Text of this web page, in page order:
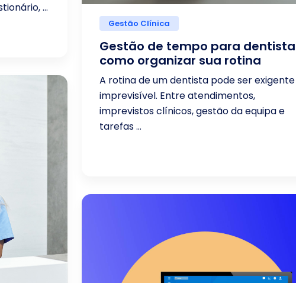
...
Gestão Clínica
Gestão de tempo para
como organizar sua rotina
A rotina de um dentista pode ser
imprevisível. Entre atendimentos,
imprevistos clínicos, gestão da equipa e
tarefas ...